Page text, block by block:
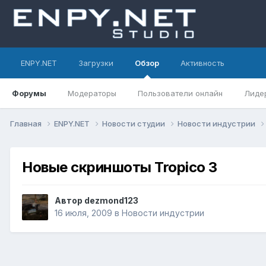
ENPY.NET Загрузки Обзор
Форумы Модераторы Пользователи онлайн
Активность
Главная ENPY.NET Новости студии Новости индустрии
Новые скриншоты Tropico 3
Автор dezmond123
16 июля, 2009 в Новости индустрии